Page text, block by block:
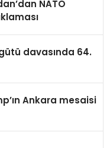
NATO
davasında 64.
Ankara mesaisi